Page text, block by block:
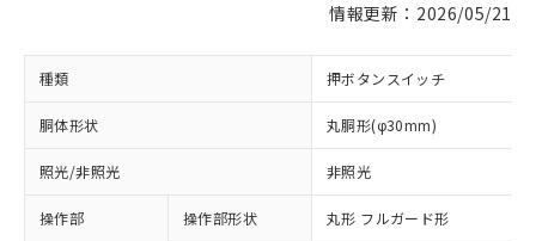
情報更新：2026/05/21
種類 押ボタンスイッチ
胴体形状 丸胴形(φ30mm)
照光/非照光 非照光
操作部 操作部形状 丸形 フルガード形